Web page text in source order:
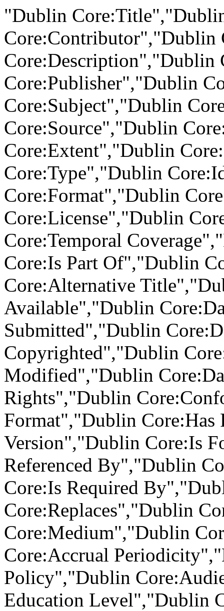
"Dublin
Core:Contributor","Dublin
Core:Description","Dublin
Core:Publisher","Dublin
Core:Subject","Dublin
Core:Source","Dublin
Core:Extent","Dublin
Core:Type","Dublin
Core:Format","Dublin
Core:License","Dublin
Core:Temporal
Core:Is Part Of","Dublin
Core:Alternative
Available","Dublin
Submitted","Dublin
Copyrighted","Dublin
Modified","Dublin
Rights","Dublin
Format","Dublin Core:Has
Version","Dublin Core:Is
Referenced By","Dublin
Core:Is Required
Core:Replaces","Dublin
Core:Medium","Dublin
Core:Accrual
Policy","Dublin
Education Level","Dublin